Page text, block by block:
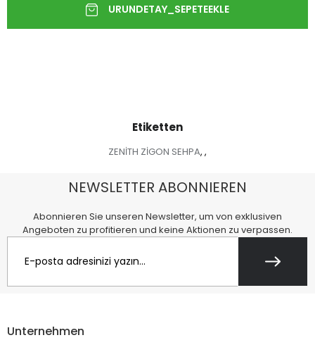
Etiketten
ZENİTH ZİGON SEHPA, ,
NEWSLETTER ABONNIEREN
Abonnieren Sie unseren Newsletter, um von exklusiven
Angeboten zu profitieren und keine Aktionen zu verpassen.
Unternehmen